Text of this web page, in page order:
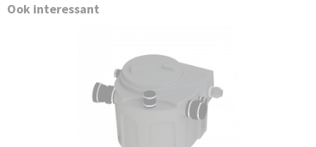
Ook interessant